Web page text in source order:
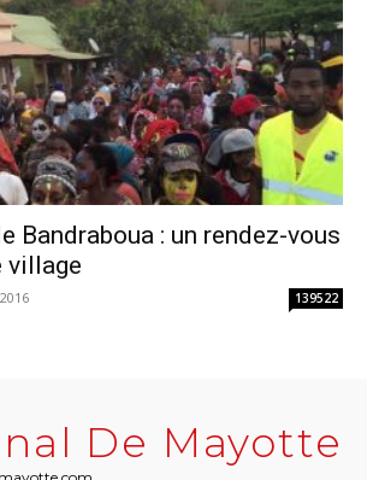
Bandraboua : un rendez-vous
village
139522
De Mayotte